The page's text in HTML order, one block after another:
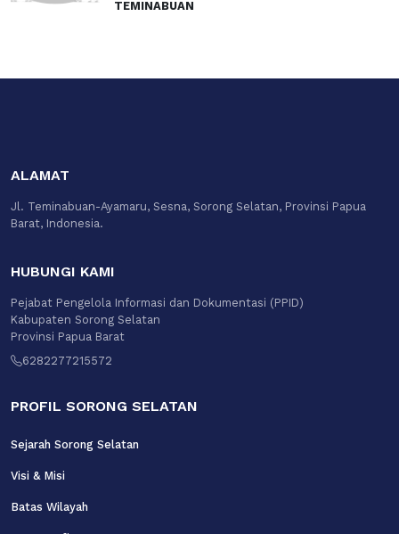
TEMINABUAN
ALAMAT
Jl. Teminabuan-Ayamaru, Sesna, Sorong Selatan, Provinsi Papua
Barat, Indonesia.
HUBUNGI KAMI
Pejabat Pengelola Informasi dan Dokumentasi (PPID)
Kabupaten Sorong Selatan
Provinsi Papua Barat
6282277215572
PROFIL SORONG SELATAN
Sejarah Sorong Selatan
Visi & Misi
Batas Wilayah